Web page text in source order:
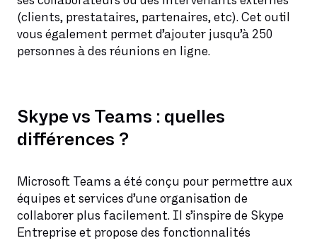
(clients, prestataires, partenaires, etc). Cet outil
vous également permet d’ajouter jusqu’à 250
personnes à des réunions en ligne.
Skype vs Teams : quelles
différences ?
Microsoft Teams a été conçu pour permettre aux
équipes et services d’une organisation de
collaborer plus facilement. Il s’inspire de Skype
Entreprise et propose des fonctionnalités